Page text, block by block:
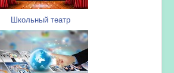
Школьный театр